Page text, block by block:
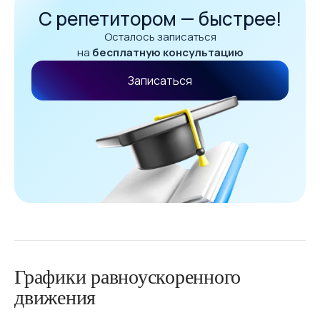
С репетитором — быстрее!
Осталось записаться
на бесплатную консультацию
Записаться
Графики равноускоренного
движения